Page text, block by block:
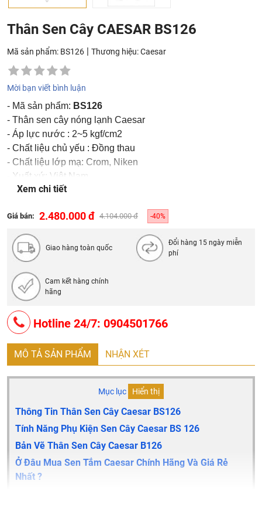
Thân Sen Cây CAESAR BS126
Mã sản phẩm: BS126 | Thương hiệu:Caesar
Mời bạn viết bình luận
- Mã sản phẩm: BS126
- Thân sen cây nóng lạnh Caesar
- Áp lực nước : 2~5 kgf/cm2
- Chất liệu chủ yếu : Đồng thau
- Chất liệu lớp mạ: Crom, Niken
- Xuất xứ: Việt Nam
- Bao gồm : Cây sen + Bát sen tròn
Xem chi tiết
Giá bán: 2.480.000 đ 4.104.000 đ -40%
Giao hàng toàn quốc
Đổi hàng 15 ngày miễn
phí
Cam kết hàng chính
hãng
Hotline 24/7: 0904501766
MÔ TẢ SẢN PHẨM NHẬN XÉT
Mục lục Hiển thị
Thông Tin Thân Sen Cây Caesar BS126
Tính Năng Phụ Kiện Sen Cây Caesar BS 126
Bản Vẽ Thân Sen Cây Caesar B126
Ở Đâu Mua Sen Tắm Caesar Chính Hãng Và Giá Rẻ
Nhất ?